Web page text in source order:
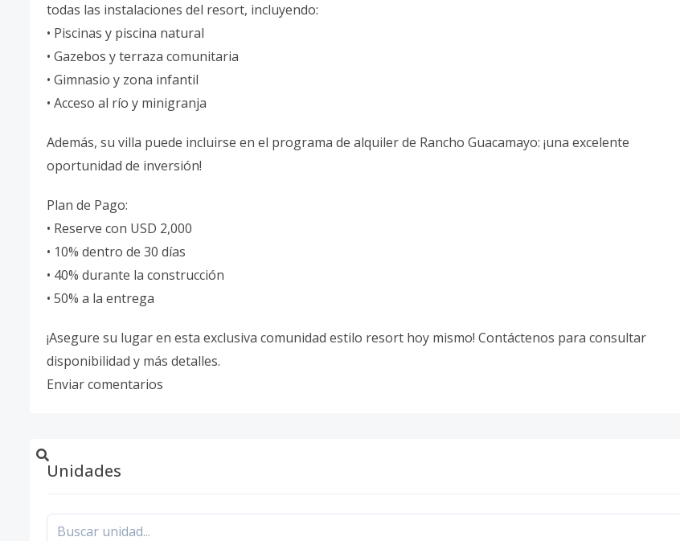
todas las instalaciones del resort, incluyendo:
• Piscinas y piscina natural
• Gazebos y terraza comunitaria
• Gimnasio y zona infantil
• Acceso al río y minigranja
Además, su villa puede incluirse en el programa de alquiler de Rancho Guacamayo: ¡una excelente
oportunidad de inversión!
Plan de Pago:
• Reserve con USD 2,000
• 10% dentro de 30 días
• 40% durante la construcción
• 50% a la entrega
¡Asegure su lugar en esta exclusiva comunidad estilo resort hoy mismo! Contáctenos para consultar
disponibilidad y más detalles.
Enviar comentarios
Unidades